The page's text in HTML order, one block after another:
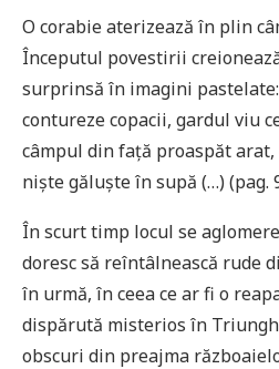
O corabie aterizează în plin
Începutul povestirii
surprinsă în imagini
contureze copacii, gardul viu
câmpul din față proaspăt
niște găluște în supă (…) (pag.
În scurt timp locul se
doresc să reîntâlnească rude
în urmă, în ceea ce ar fi o
dispărută misterios în
obscuri din preajma